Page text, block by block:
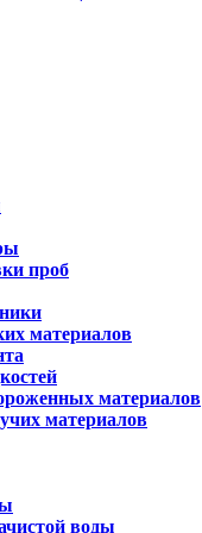
проб
материалов
материалов
материалов
воды